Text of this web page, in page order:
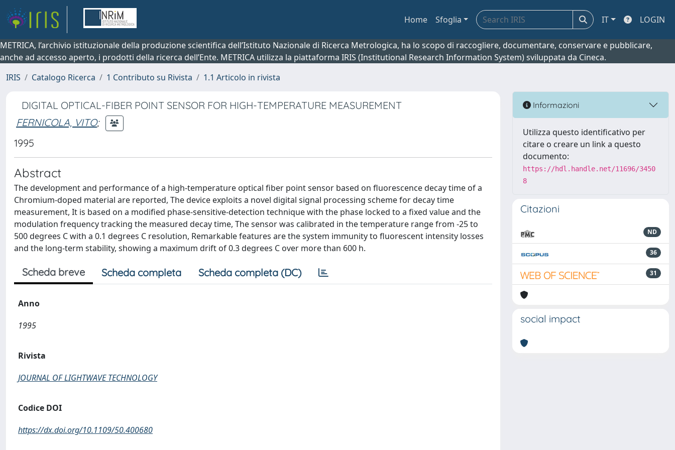
Home Sfoglia IT LOGIN
METRICA, l’archivio istituzionale della produzione scientifica dell’Istituto Nazionale di Ricerca Metrologica, ha lo scopo di raccogliere, documentare, conservare e pubblicare,
anche ad accesso aperto, i prodotti della ricerca dell’Ente. METRICA utilizza la piattaforma IRIS (Institutional Research Information System) sviluppata da Cineca.
IRIS
Catalogo Ricerca 1 Contributo su Rivista 1.1 Articolo in rivista
DIGITAL OPTICAL-FIBER POINT SENSOR FOR HIGH-TEMPERATURE MEASUREMENT
FERNICOLA, VITO;
1995
Abstract
The development and performance of a high-temperature optical fiber point sensor based on fluorescence decay time of a
Chromium-doped material are reported, The device exploits a novel digital signal processing scheme for decay time
measurement, It is based on a modified phase-sensitive-detection technique with the phase locked to a fixed value and the
modulation frequency tracking the measured decay time, The sensor was calibrated in the temperature range from -25 to
500 degrees C with a 0.1 degrees C resolution, Remarkable features are the system immunity to fluorescent intensity losses
and the long-term stability, showing a maximum drift of 0.3 degrees C over more than 600 h.
Scheda breve Scheda completa Scheda completa (DC)
Anno
1995
Rivista
JOURNAL OF LIGHTWAVE TECHNOLOGY
Codice DOI
https://dx.doi.org/10.1109/50.400680
Informazioni
Utilizza questo identificativo per
citare o creare un link a questo
documento:
https://hdl.handle.net/11696/3450
8
Citazioni
ND
36
31
social impact